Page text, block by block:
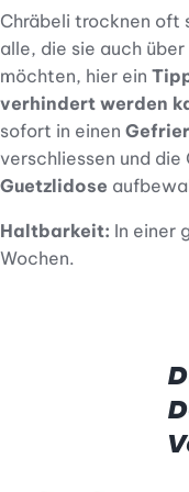
Chräbeli trocknen oft
alle, die sie auch
möchten, hier ein
verhindert werden
sofort in einen
verschliessen und die
Guetzlidose
Haltbarkeit: In einer
Wochen.